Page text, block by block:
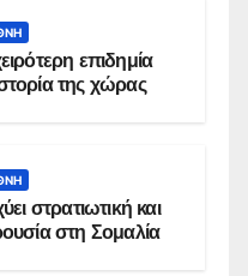
επιδημία
της χώρας
στρατιωτική και
στη Σομαλία